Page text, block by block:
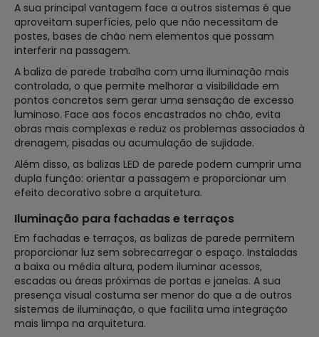
A sua principal vantagem face a outros sistemas é que
aproveitam superfícies, pelo que não necessitam de
postes, bases de chão nem elementos que possam
interferir na passagem.
A baliza de parede trabalha com uma iluminação mais
controlada, o que permite melhorar a visibilidade em
pontos concretos sem gerar uma sensação de excesso
luminoso. Face aos focos encastrados no chão, evita
obras mais complexas e reduz os problemas associados à
drenagem, pisadas ou acumulação de sujidade.
Além disso, as balizas LED de parede podem cumprir uma
dupla função: orientar a passagem e proporcionar um
efeito decorativo sobre a arquitetura.
Iluminação para fachadas e terraços
Em fachadas e terraços, as balizas de parede permitem
proporcionar luz sem sobrecarregar o espaço. Instaladas
a baixa ou média altura, podem iluminar acessos,
escadas ou áreas próximas de portas e janelas. A sua
presença visual costuma ser menor do que a de outros
sistemas de iluminação, o que facilita uma integração
mais limpa na arquitetura.